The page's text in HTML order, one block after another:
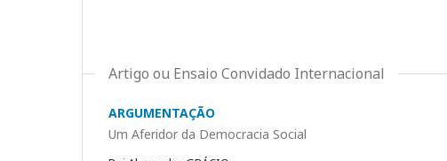
Artigo ou Ensaio Convidado Internacional
ARGUMENTAÇÃO
Um Aferidor da Democracia Social